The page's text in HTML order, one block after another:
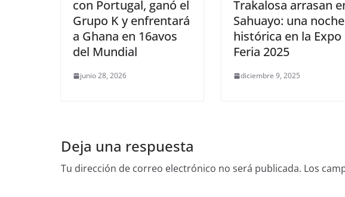
con Portugal, ganó el
Grupo K y enfrentará
a Ghana en 16avos
del Mundial
junio 28, 2026
Trakalosa arrasan
Sahuayo: una noche
histórica en la Expo
Feria 2025
diciembre 9, 2025
Deja una respuesta
Tu dirección de correo electrónico no será publicada. Los